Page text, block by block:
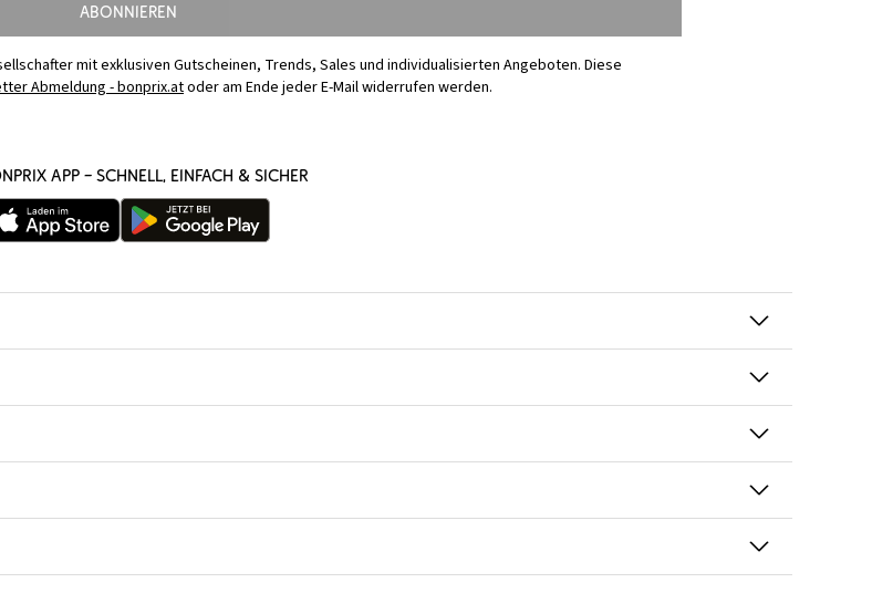
Abonnieren
mit exklusiven Gutscheinen, Trends, Sales und individualisierten Angeboten. Diese
Abmeldung - bonprix.atoder am Ende jeder E-Mail widerrufen werden.
App – schnell, einfach & sicher